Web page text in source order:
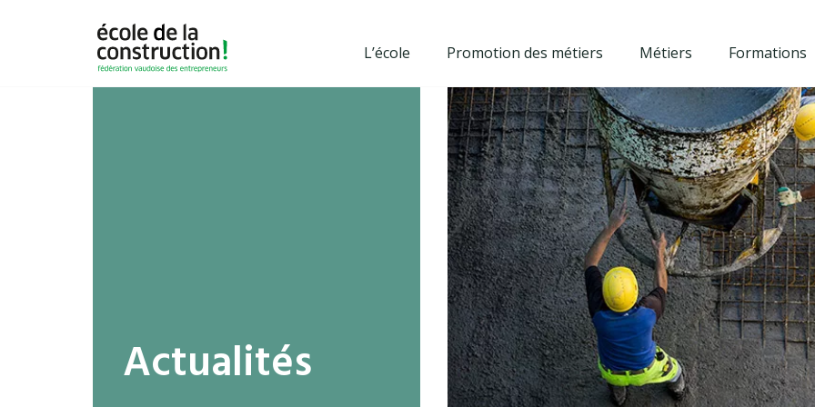
L’école Promotion des métiers Métiers Formations
Actualités